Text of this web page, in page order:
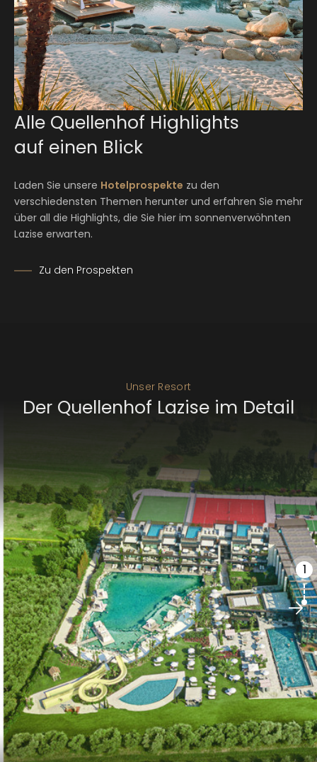
Alle Quellenhof Highlights
auf einen Blick
Laden Sie unsere Hotelprospekte zu den
verschiedensten Themen herunter und erfahren Sie mehr
über all die Highlights, die Sie hier im sonnenverwöhnten
Lazise erwarten.
Zu den Prospekten
Der Quellenhof Lazise im Detail
Unser Resort
1